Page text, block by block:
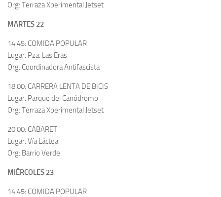
Org: Terraza Xperimental Jetset
MARTES 22
14.45: COMIDA POPULAR
Lugar: Pza. Las Eras
Org: Coordinadora Antifascista
18.00: CARRERA LENTA DE BICIS
Lugar: Parque del Canódromo
Org: Terraza Xperimental Jetset
20.00: CABARET
Lugar: Vía Láctea
Org: Barrio Verde
MIÉRCOLES 23
14.45: COMIDA POPULAR